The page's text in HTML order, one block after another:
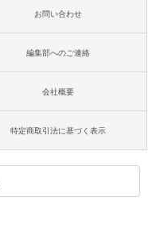
お問い合わせ
編集部へのご連絡
会社概要
特定商取引法に基づく表示